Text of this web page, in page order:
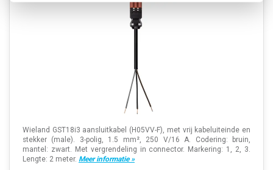
Wieland GST18i3 aansluitkabel (H05VV-F), met vrij kabeluiteinde en
stekker (male). 3-polig, 1.5 mm², 250 V/16 A. Codering: bruin,
mantel: zwart. Met vergrendeling in connector. Markering: 1, 2, 3.
Lengte: 2 meter. Meer informatie »